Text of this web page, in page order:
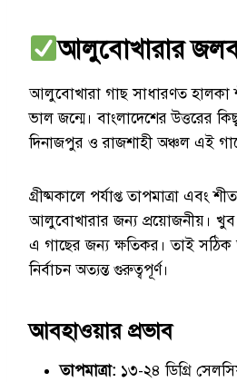
আলুবোখারার
আলুবোখারা গাছ সাধারণত
ভাল জন্মে। বাংলাদেশের উত্তরের
দিনাজপুর ও রাজশাহী অঞ্চল এই
গ্রীষ্মকালে পর্যাপ্ত তাপমাত্রা এবং
আলুবোখারার জন্য প্রয়োজনীয়। খুব
এ গাছের জন্য ক্ষতিকর। তাই
নির্বাচন অত্যন্ত গুরুত্বপূর্ণ।
আবহাওয়ার প্রভাব
তাপমাত্রা: ১৩-২৪ ডিগ্রি